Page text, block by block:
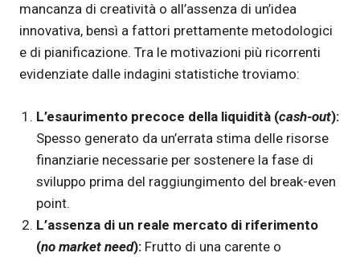
mancanza di creatività o all’assenza di un’idea
innovativa, bensì a fattori prettamente metodologici
e di pianificazione. Tra le motivazioni più ricorrenti
evidenziate dalle indagini statistiche troviamo:
L’esaurimento precoce della liquidità (cash-out):
Spesso generato da un’errata stima delle risorse
finanziarie necessarie per sostenere la fase di
sviluppo prima del raggiungimento del break-even
point.
L’assenza di un reale mercato di riferimento
(no market need): Frutto di una carente o